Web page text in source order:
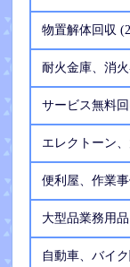
物置解体回収
耐火金庫、消
サービス無料
エレクトーン
便利屋、作業
大型品業務用
自動車、バイ